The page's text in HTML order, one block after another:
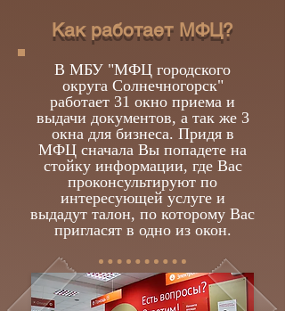
Как работает МФЦ?
В МБУ "МФЦ городского
округа Солнечногорск"
работает 31 окно приема и
выдачи документов, а так же 3
окна для бизнеса. Придя в
МФЦ сначала Вы попадете на
стойку информации, где Вас
проконсультируют по
интересующей услуге и
выдадут талон, по которому Вас
пригласят в одно из окон.